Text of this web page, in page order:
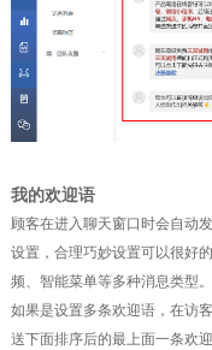
我的欢迎语
顾客在进入聊天窗口时会自动
设置，合理巧妙设置可以很好
频、智能菜单等多种消息类型。
如果是设置多条欢迎语，在访
送下面排序后的最上面一条欢